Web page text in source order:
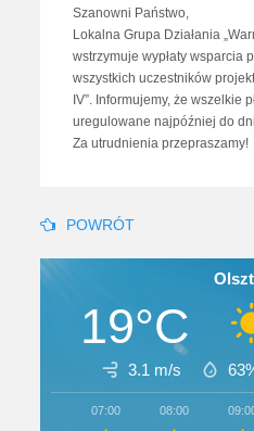
Szanowni Państwo,
Lokalna Grupa Działania
wstrzymuje wypłaty wsparcia
wszystkich uczestników
IV”. Informujemy, że wszelkie
uregulowane najpóźniej do
Za utrudnienia przepraszamy!
POWRÓT
19°C
3.1 m/s
07:00 08:00